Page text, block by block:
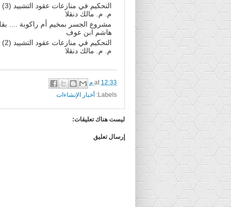
م. م. مالك دنقلا
مشروع الجسر بمخيم أم راكوبة ....
هاشم ابن عوف
م. م. مالك دنقلا
at 12:33 م
Labels:
أخبار الإنشاءات
ليست هناك تعليقات:
إرسال تعليق